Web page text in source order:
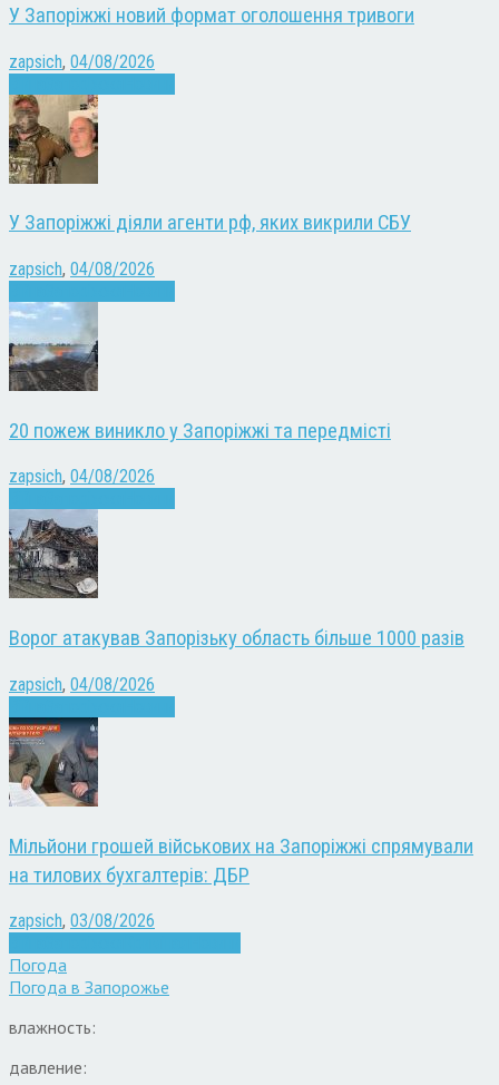
У Запоріжжі новий формат оголошення тривоги
zapsich, 04/08/2026
У Запоріжжі діяли агенти рф, яких викрили СБУ
zapsich, 04/08/2026
20 пожеж виникло у Запоріжжі та передмісті
zapsich, 04/08/2026
Ворог атакував Запорізьку область більше 1000 разів
zapsich, 04/08/2026
Мільйони грошей військових на Запоріжжі спрямували
на тилових бухгалтерів: ДБР
zapsich, 03/08/2026
Погода
Погода в Запорожье
влажность:
давление: